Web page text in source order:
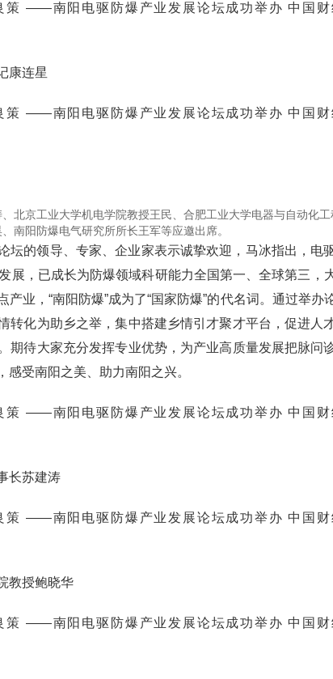
康连星
北京工业大学机电学院教授王民、合肥工业大学电器与自动化
南阳防爆电气研究所所长王军等应邀出席。
坛的领导、专家、企业家表示诚挚欢迎，马冰指出，电
展，已成长为防爆领域科研能力全国第一、全球第三，
业，“南阳防爆”成为了“国家防爆”的代名词。通过举办
转化为助乡之举，集中搭建乡情引才聚才平台，促进人
期待大家充分发挥专业优势，为产业高质量发展把脉问
受南阳之美、助力南阳之兴。
长苏建涛
教授鲍晓华